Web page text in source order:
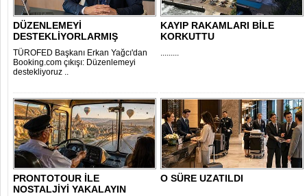
DÜZENLEMEYİ
DESTEKLİYORLARMIŞ
TÜROFED Başkanı Erkan Yağcı'dan
Booking.com çıkışı: Düzenlemeyi
destekliyoruz ..
KAYIP RAKAMLARI BİLE
KORKUTTU
.........
PRONTOTOUR İLE
NOSTALJİYİ YAKALAYIN
O SÜRE UZATILDI